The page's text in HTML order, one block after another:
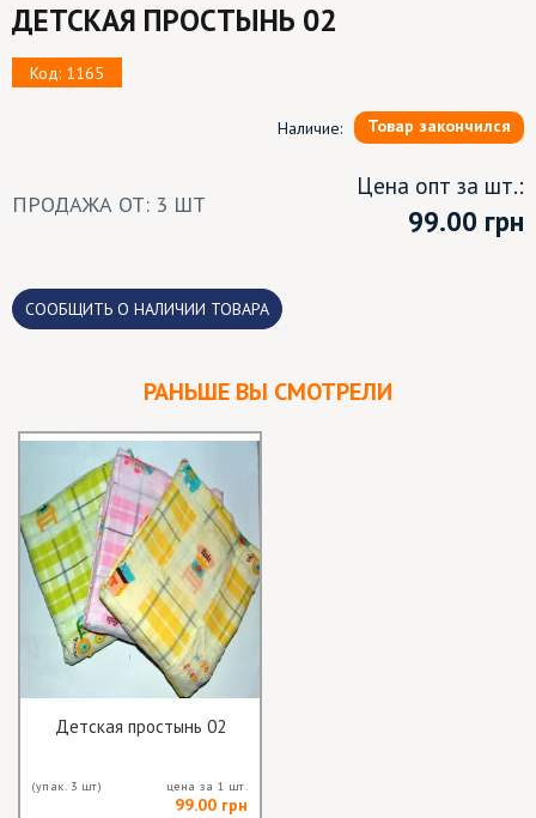
ДЕТСКАЯ ПРОСТЫНЬ 02
Код: 1165
Наличие: Товар закончился
ПРОДАЖА ОТ: 3 ШТ
Цена опт за шт.:
99.00 грн
CООБЩИТЬ О НАЛИЧИИ ТОВАРА
РАНЬШЕ ВЫ СМОТРЕЛИ
Детская простынь 02
(упак. 3 шт) цена за 1 шт.
99.00 грн